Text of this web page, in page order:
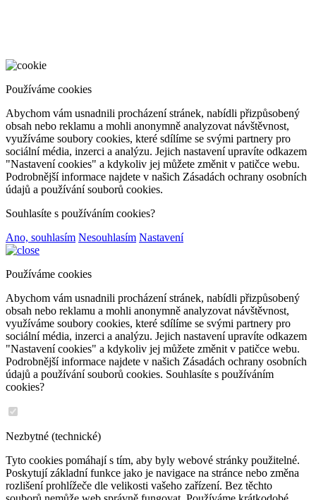
Používáme cookies
Abychom vám usnadnili procházení stránek, nabídli přizpůsobený
obsah nebo reklamu a mohli anonymně analyzovat návštěvnost,
využíváme soubory cookies, které sdílíme se svými partnery pro
sociální média, inzerci a analýzu. Jejich nastavení upravíte odkazem
"Nastavení cookies" a kdykoliv jej můžete změnit v patičce webu.
Podrobnější informace najdete v našich Zásadách ochrany osobních
údajů a používání souborů cookies.
Souhlasíte s používáním cookies?
Ano, souhlasím Nesouhlasím Nastavení
Používáme cookies
Abychom vám usnadnili procházení stránek, nabídli přizpůsobený
obsah nebo reklamu a mohli anonymně analyzovat návštěvnost,
využíváme soubory cookies, které sdílíme se svými partnery pro
sociální média, inzerci a analýzu. Jejich nastavení upravíte odkazem
"Nastavení cookies" a kdykoliv jej můžete změnit v patičce webu.
Podrobnější informace najdete v našich Zásadách ochrany osobních
údajů a používání souborů cookies. Souhlasíte s používáním
cookies?
Nezbytné (technické)
Tyto cookies pomáhají s tím, aby byly webové stránky použitelné.
Poskytují základní funkce jako je navigace na stránce nebo změna
rozlišení prohlížeče dle velikosti vašeho zařízení. Bez těchto